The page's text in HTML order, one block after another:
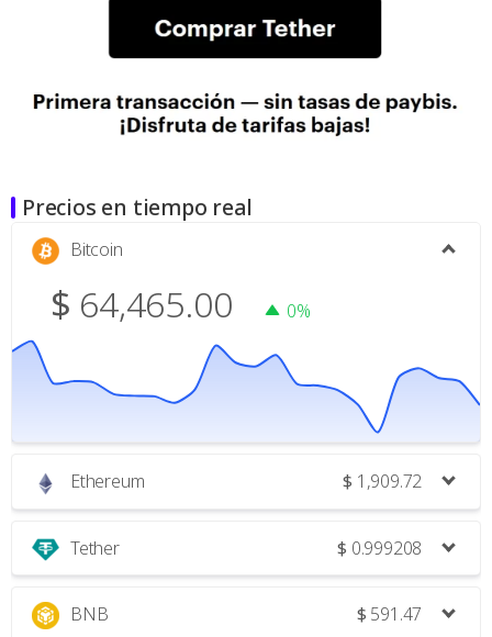
Precios en tiempo real
Bitcoin
$ 64,465.00 0%
Ethereum $ 1,909.72
Tether $ 0.999208
BNB $ 591.47